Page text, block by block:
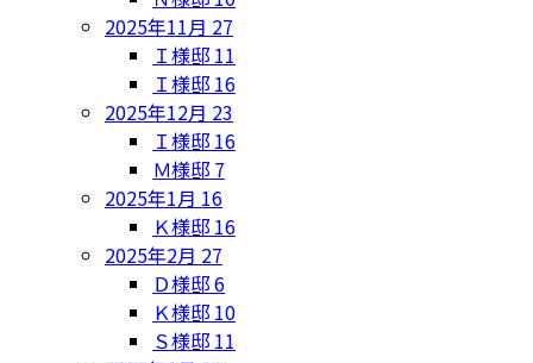
2025年11月 27
Ｉ様邸 11
Ｉ様邸 16
2025年12月 23
Ｉ様邸 16
Ｍ様邸 7
2025年1月 16
Ｋ様邸 16
2025年2月 27
Ｄ様邸6
Ｋ様邸 10
Ｓ様邸 11